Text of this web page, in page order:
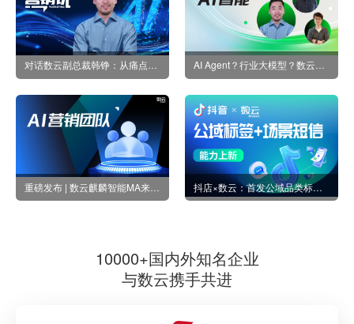
抖店×数云：首发公域品类标签，精准捕捉高潜用户实现高效转化
10000+国内外知名企业
与数云携手共进